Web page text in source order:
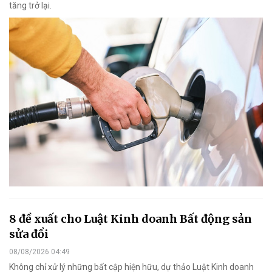
tăng trở lại.
8 đề xuất cho Luật Kinh doanh Bất động sản
sửa đổi
08/08/2026 04:49
Không chỉ xử lý những bất cập hiện hữu, dự thảo Luật Kinh doanh